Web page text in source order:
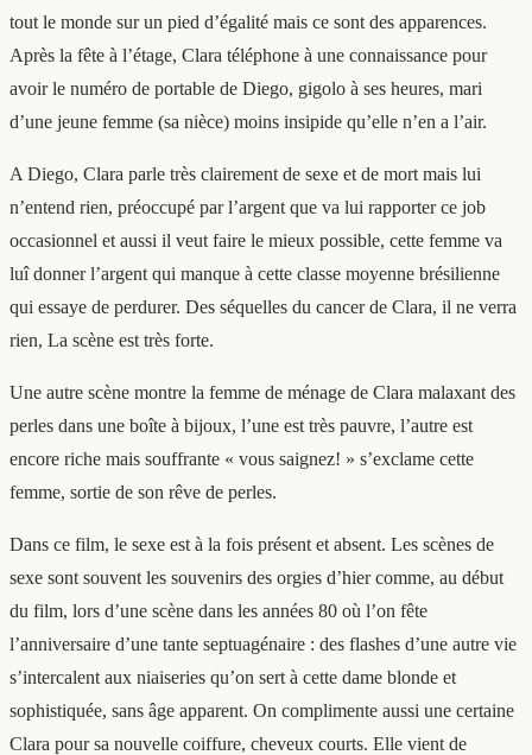
tout le monde sur un pied d’égalité mais ce sont des apparences.
Après la fête à l’étage, Clara téléphone à une connaissance pour
avoir le numéro de portable de Diego, gigolo à ses heures, mari
d’une jeune femme (sa nièce) moins insipide qu’elle n’en a l’air.
A Diego, Clara parle très clairement de sexe et de mort mais lui
n’entend rien, préoccupé par l’argent que va lui rapporter ce job
occasionnel et aussi il veut faire le mieux possible, cette femme va
luî donner l’argent qui manque à cette classe moyenne brésilienne
qui essaye de perdurer. Des séquelles du cancer de Clara, il ne verra
rien, La scène est très forte.
Une autre scène montre la femme de ménage de Clara malaxant des
perles dans une boîte à bijoux, l’une est très pauvre, l’autre est
encore riche mais souffrante « vous saignez! » s’exclame cette
femme, sortie de son rêve de perles.
Dans ce film, le sexe est à la fois présent et absent. Les scènes de
sexe sont souvent les souvenirs des orgies d’hier comme, au début
du film, lors d’une scène dans les années 80 où l’on fête
l’anniversaire d’une tante septuagénaire : des flashes d’une autre vie
s’intercalent aux niaiseries qu’on sert à cette dame blonde et
sophistiquée, sans âge apparent. On complimente aussi une certaine
Clara pour sa nouvelle coiffure, cheveux courts. Elle vient de